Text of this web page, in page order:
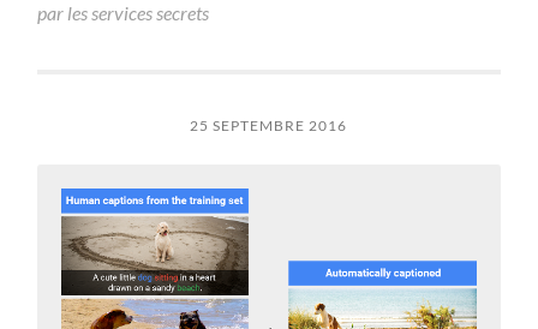
par les services secrets
25 SEPTEMBRE 2016